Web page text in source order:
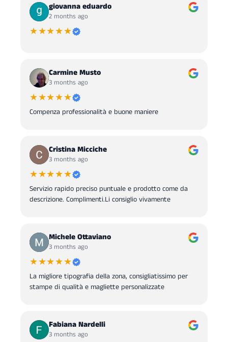
giovanna eduardo
2 months ago
★★★★★
Carmine Musto
3 months ago
★★★★★
Compenza professionalità e buone maniere
Cristina Micciche
3 months ago
★★★★★
Servizio rapido preciso puntuale e prodotto come da
descrizione. Complimenti.Li consiglio vivamente
Michele Ottaviano
3 months ago
★★★★★
La migliore tipografia della zona, consigliatissimo per
stampe di qualità e magliette personalizzate
Fabiana Nardelli
3 months ago